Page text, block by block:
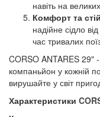
навіть на
Комфорт та
надійне сідло
час тривалих
CORSO ANTARES 29"
компаньйон у кожній
вирушайте у світ
Характеристики